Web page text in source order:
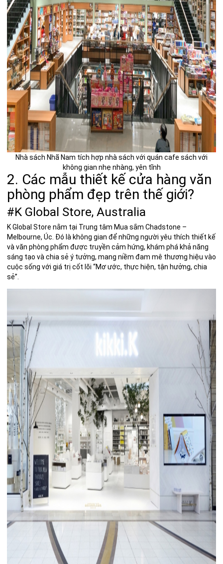
Nhà sách Nhã Nam tích hợp nhà sách với quán cafe sách với
không gian nhẹ nhàng, yên tĩnh
2. Các mẫu thiết kế cửa hàng văn
phòng phẩm đẹp trên thế giới?
#K Global Store, Australia
K Global Store nằm tại Trung tâm Mua sắm Chadstone –
Melbourne, Úc. Đó là không gian để những người yêu thích thiết kế
và văn phòng phẩm được truyền cảm hứng, khám phá khả năng
sáng tạo và chia sẻ ý tưởng, mang niềm đam mê thương hiệu vào
cuộc sống với giá trị cốt lõi “Mơ ước, thực hiện, tận hưởng, chia
sẻ”.